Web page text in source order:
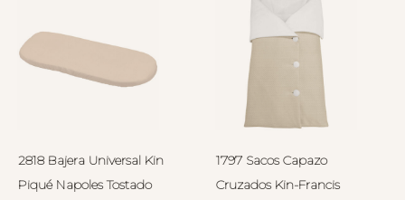
2818 Bajera Universal Kin
Piqué Napoles Tostado
1797 Sacos Capazo
Cruzados Kin-Francis